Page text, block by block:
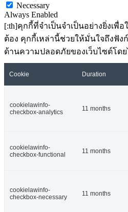
Necessary
Always Enabled
[:th]คุกกี้ที่จำเป็นจำเป็นอย่างยิ่งเพื่
ต้อง คุกกี้เหล่านี้ช่วยให้มั่นใจถึง
ด้านความปลอดภัยของเว็บไซต์โด
Cookie Duration
cookielawinfo-
checkbox-analytics
11 months
cookielawinfo-
checkbox-functional
11 months
cookielawinfo-
checkbox-necessary
11 months